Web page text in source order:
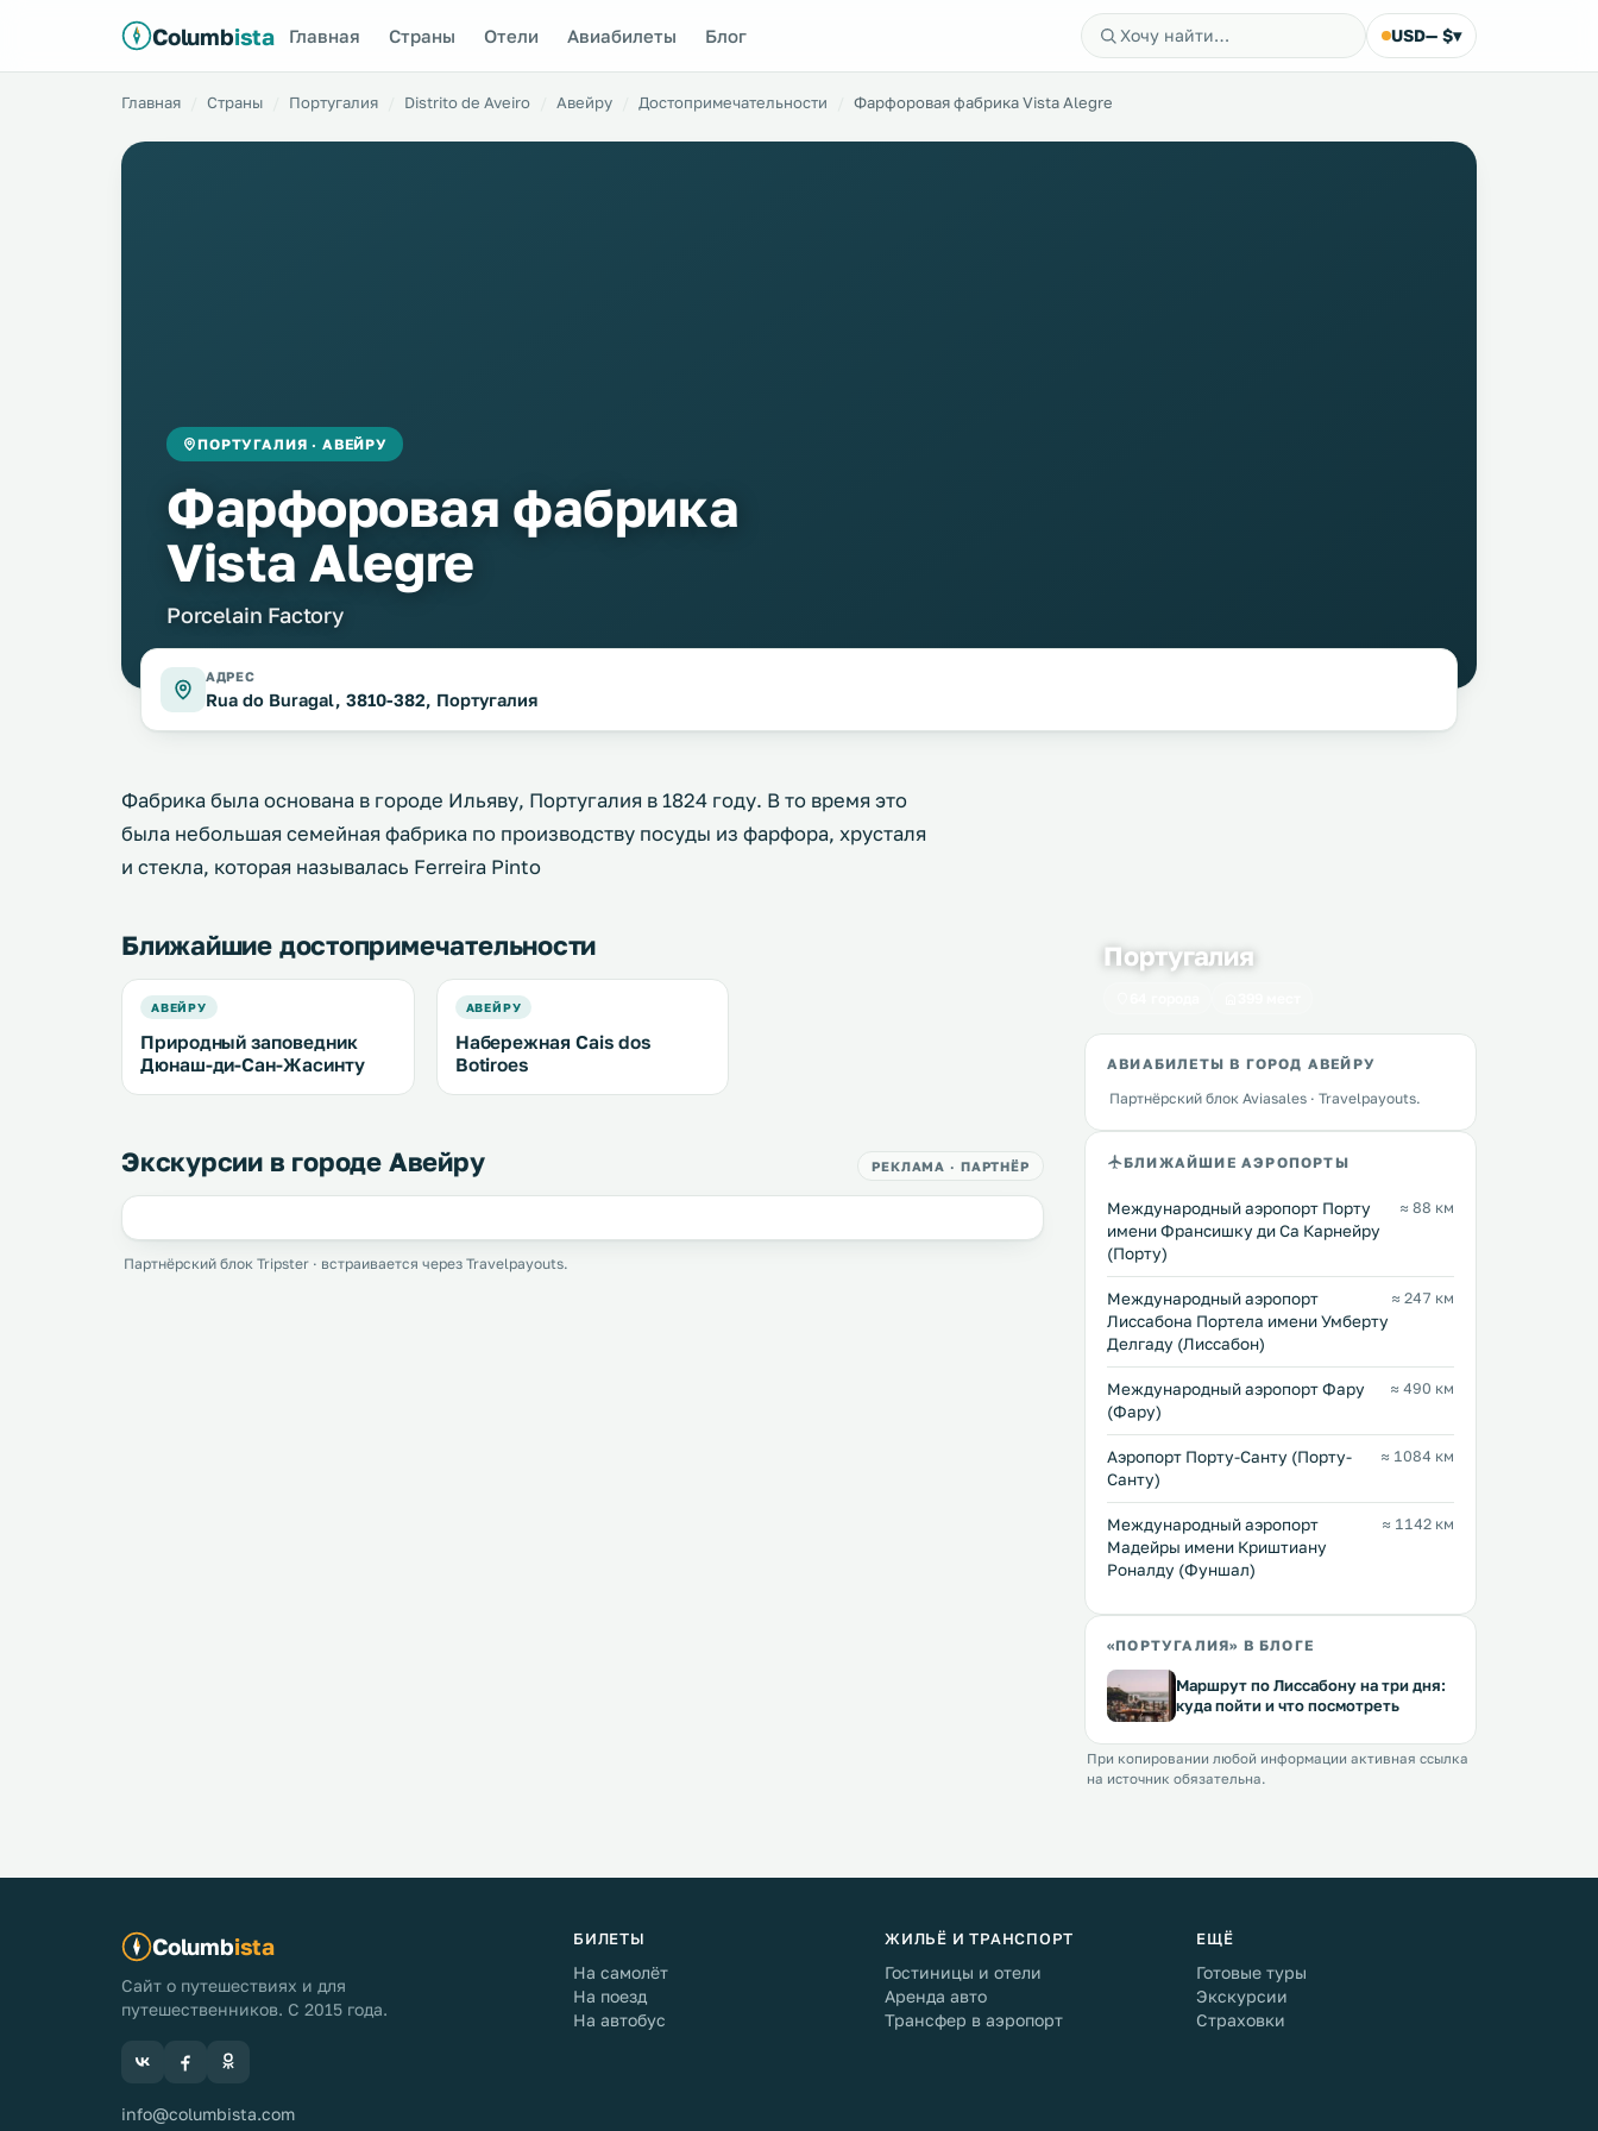
Columbista Главная Страны Отели Авиабилеты Блог USD— $▾
Главная Страны Португалия Distrito de Aveiro Авейру Достопримечательности Фарфоровая фабрика Vista Alegre
ПОРТУГАЛИЯ · АВЕЙРУ
Фарфоровая фабрика
Vista Alegre
Porcelain Factory
АДРЕС
Rua do Buragal, 3810-382, Португалия
Фабрика была основана в городе Ильяву, Португалия в 1824 году. В то время это
была небольшая семейная фабрика по производству посуды из фарфора, хрусталя
и стекла, которая называлась Ferreira Pinto
Ближайшие достопримечательности
АВЕЙРУ
Природный заповедник
Дюнаш-ди-Сан-Жасинту
АВЕЙРУ
Набережная Cais dos
Botiroes
Экскурсии в городе Авейру РЕКЛАМА · ПАРТНЁР
Партнёрский блок Tripster · встраивается через Travelpayouts.
Португалия
АВИАБИЛЕТЫ В ГОРОД АВЕЙРУ
Партнёрский блок Aviasales · Travelpayouts.
БЛИЖАЙШИЕ АЭРОПОРТЫ
Международный аэропорт Порту
имени Франсишку ди Са Карнейру
(Порту)
≈ 88 км
Международный аэропорт
Лиссабона Портела имени Умберту
Делгаду (Лиссабон)
≈ 247 км
Международный аэропорт Фару
(Фару)
≈ 490 км
Аэропорт Порту-Санту (Порту-
Санту)
≈ 1084 км
Международный аэропорт
Мадейры имени Криштиану
Роналду (Фуншал)
≈ 1142 км
«ПОРТУГАЛИЯ» В БЛОГЕ
Маршрут по Лиссабону на три дня:
куда пойти и что посмотреть
При копировании любой информации активная ссылка
на источник обязательна.
Columbista
Сайт о путешествиях и для
путешественников. С 2015 года.
info@columbista.com
БИЛЕТЫ
На самолёт
На поезд
На автобус
ЖИЛЬЁ И ТРАНСПОРТ
Гостиницы и отели
Аренда авто
Трансфер в аэропорт
ЕЩЁ
Готовые туры
Экскурсии
Страховки